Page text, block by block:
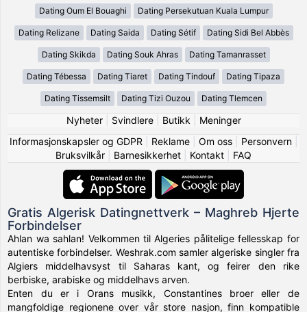
Dating Oum El Bouaghi Dating Persekutuan Kuala Lumpur
Dating Relizane Dating Saida Dating Sétif Dating Sidi Bel Abbès
Dating Skikda Dating Souk Ahras Dating Tamanrasset
Dating Tébessa Dating Tiaret Dating Tindouf Dating Tipaza
Dating Tissemsilt Dating Tizi Ouzou Dating Tlemcen
Nyheter| Svindlere| Butikk
Meninger
Informasjonskapsler og GDPR
Reklame| Om oss| Personvern|
Bruksvilkår
Barnesikkerhet Kontakt FAQ
Gratis Algerisk Datingnettverk – Maghreb Hjerte
Forbindelser
Ahlan wa sahlan! Velkommen til Algeries pålitelige fellesskap for
autentiske forbindelser. Weshrak.com samler algeriske singler fra
Algiers middelhavsyst til Saharas kant, og feirer den rike
berbiske, arabiske og middelhavs arven.
Enten du er i Orans musikk, Constantines broer eller de
mangfoldige regionene over vår store nasjon, finn kompatible